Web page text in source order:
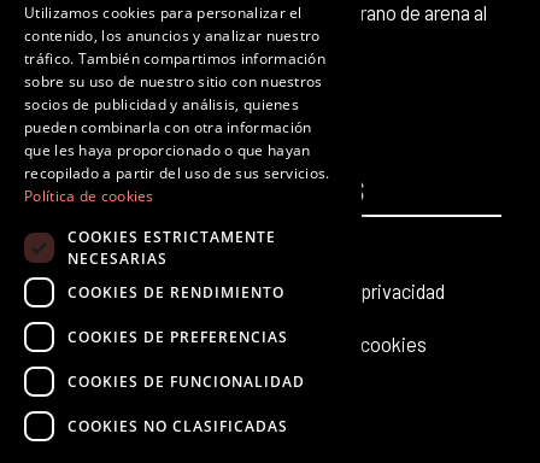
intención de aportar nuestro pequeño grano de arena al
panorama cultural existente.
F
a
c
e
b
o
k
T
w
i
t
t
r
I
n
s
t
a
r
m
Y
o
u
t
u
e
L
i
n
k
e
i
T
k
o
PÁGINAS
Inicio
Producciones teatrales
Últimas noticias
Contacto
LEGALES
Aviso legal
Política de privacidad
Política de cookies
Utilizamos cookies para personalizar el
contenido, los anuncios y analizar nuestro
tráfico. También compartimos información
sobre su uso de nuestro sitio con nuestros
socios de publicidad y análisis, quienes
pueden combinarla con otra información
que les haya proporcionado o que hayan
recopilado a partir del uso de sus servicios.
Política de cookies
COOKIES ESTRICTAMENTE
NECESARIAS
COOKIES DE RENDIMIENTO
COOKIES DE PREFERENCIAS
COOKIES DE FUNCIONALIDAD
COOKIES NO CLASIFICADAS